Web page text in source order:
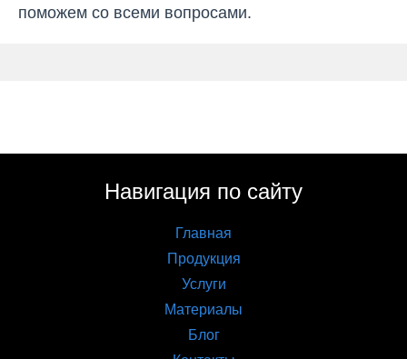
поможем со всеми вопросами.
Навигация по сайту
Главная
Продукция
Услуги
Материалы
Блог